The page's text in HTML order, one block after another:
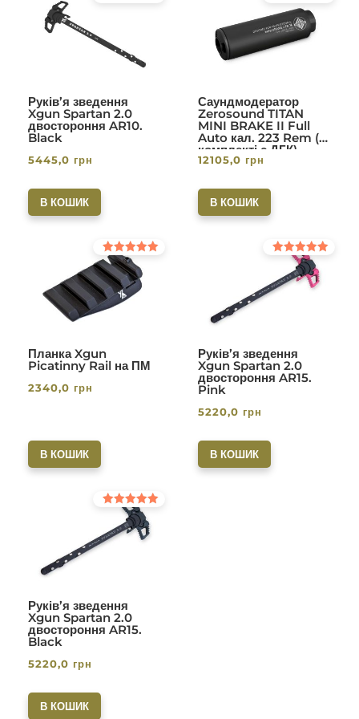
Руків’я зведення
Xgun Spartan 2.0
двостороння AR10.
Black
5445,0 грн
В КОШИК
Саундмодератор
Zerosound TITAN
MINI BRAKE II Full
Auto кал. 223 Rem (в
комплекті с ДГК)
різьба 1/2-28. Вlack
Оцінено в
5.00
з 5
12105,0 грн
В КОШИК
Планка Xgun
Picatinny Rail на ПМ
Оцінено в
5.00
з 5
2340,0 грн
В КОШИК
Руків’я зведення
Xgun Spartan 2.0
двостороння AR15.
Pink
Оцінено в
з 5
5220,0 грн
В КОШИК
Руків’я зведення
Xgun Spartan 2.0
двостороння AR15.
Black
Оцінено в
з 5
5220,0 грн
В КОШИК